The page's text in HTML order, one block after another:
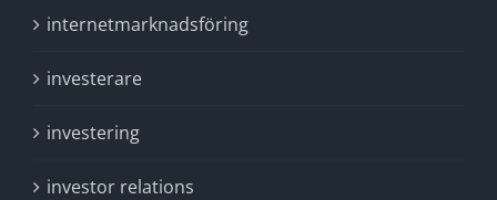
internetmarknadsföring
investerare
investering
investor relations